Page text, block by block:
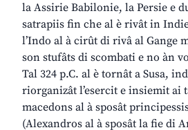
la Assirie Babilonie, la Persie e
satrapiis fin che al è rivât in
l’Indo al à cirût di rivâ al Gange
son stufâts di scombati e no àn
Tal 324 p.C. al è tornât a Susa,
riorganizât l’esercit e insiemit ai
macedons al à sposât
(Alexandros al à sposât la fie di